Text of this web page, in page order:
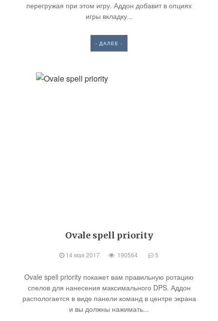
перегружая при этом игру. Аддон добавит в опциях
игры вкладку...
- ДАЛЕЕ -
Ovale spell priority
14 мая 2017 190564 5
Ovale spell priority покажет вам правильную ротацию
спелов для нанесения максимального DPS. Аддон
распологается в виде панели команд в центре экрана
и вы должны нажимать...